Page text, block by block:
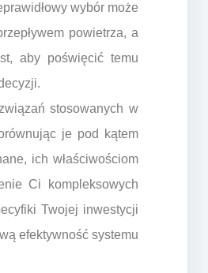
wybór może
powietrza, a
aby poświęcić temu
stosowanych w
je pod kątem
ich właściwościom
Ci kompleksowych
Twojej inwestycji
efektywność systemu